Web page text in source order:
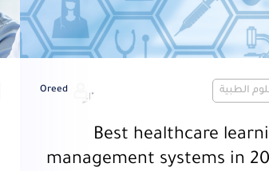
الطبية Oreed
Best healthcare
management systems in